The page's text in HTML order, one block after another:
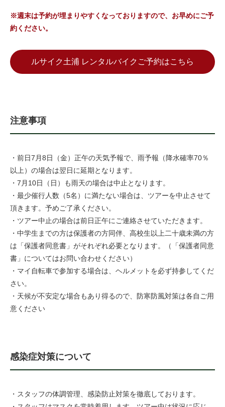
※週末は予約が埋まりやすくなっておりますので、お早めにご予
約ください。
ルサイク土浦 レンタルバイクご予約はこちら
注意事項
・前⽇7月8日（金）正午の天気予報で、雨予報（降⽔確率70％
以上）の場合は翌日に延期となります。
・7月10日（日）も雨天の場合は中止となります。
・最少催行人数（5名）に満たない場合は、ツアーを中止させて
頂きます。予めご了承ください。
・ツアー中止の場合は前日正午にご連絡させていただきます。
・中学生までの方は保護者の方同伴、高校生以上二十歳未満の方
は「保護者同意書」がそれぞれ必要となります。（「保護者同意
書」についてはお問い合わせください）
・マイ自転車で参加する場合は、ヘルメットを必ず持参してくだ
さい。
・天候が不安定な場合もあり得るので、防寒防風対策は各自ご用
意ください
感染症対策について
・スタッフの体調管理、感染防止対策を徹底しております。